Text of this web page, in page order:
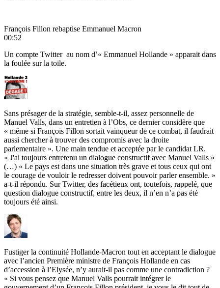
François Fillon rebaptise Emmanuel Macron
00:52
Un compte Twitter au nom d’« Emmanuel Hollande » apparait dans
la foulée sur la toile.
Sans présager de la stratégie, semble-t-il, assez personnelle de
Manuel Valls, dans un entretien à l’Obs, ce dernier considère que
« même si François Fillon sortait vainqueur de ce combat, il faudrait
aussi chercher à trouver des compromis avec la droite
parlementaire ». Une main tendue et acceptée par le candidat LR.
« J'ai toujours entretenu un dialogue constructif avec Manuel Valls »
(…) « Le pays est dans une situation très grave et tous ceux qui ont
le courage de vouloir le redresser doivent pouvoir parler ensemble. »
a-t-il répondu. Sur Twitter, des facétieux ont, toutefois, rappelé, que
question dialogue constructif, entre les deux, il n’en n’a pas été
toujours été ainsi.
Fustiger la continuité Hollande-Macron tout en acceptant le dialogue
avec l’ancien Première ministre de François Hollande en cas
d’accession à l’Elysée, n’y aurait-il pas comme une contradiction ?
« Si vous pensez que Manuel Valls pourrait intégrer le